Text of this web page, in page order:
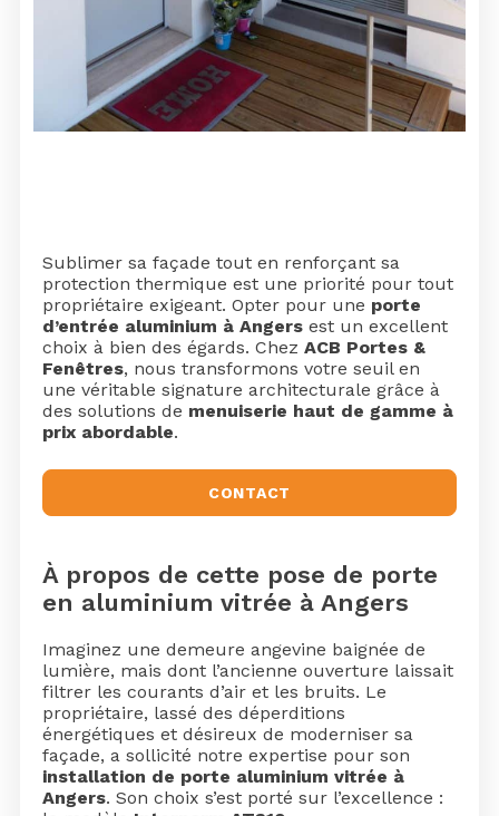
Sublimer sa façade tout en renforçant sa
protection thermique est une priorité pour tout
propriétaire exigeant. Opter pour une porte
d’entrée aluminium à Angers est un excellent
choix à bien des égards. Chez ACB Portes &
Fenêtres, nous transformons votre seuil en
une véritable signature architecturale grâce à
des solutions de menuiserie haut de gamme à
prix abordable.
CONTACT
À propos de cette pose de porte
en aluminium vitrée à Angers
Imaginez une demeure angevine baignée de
lumière, mais dont l’ancienne ouverture laissait
filtrer les courants d’air et les bruits. Le
propriétaire, lassé des déperditions
énergétiques et désireux de moderniser sa
façade, a sollicité notre expertise pour son
installation de porte aluminium vitrée à
Angers. Son choix s’est porté sur l’excellence :